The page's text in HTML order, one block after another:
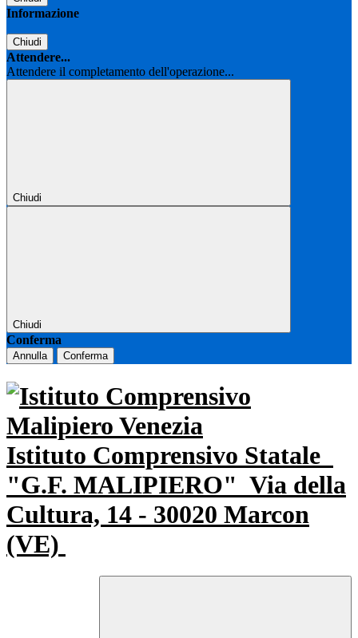
Informazione
Chiudi
Attendere...
Attendere il completamento dell'operazione...
Chiudi
Chiudi
Conferma
Annulla Conferma
Istituto Comprensivo Statale
"G.F. MALIPIERO" Via della
Cultura, 14 - 30020 Marcon
(VE)